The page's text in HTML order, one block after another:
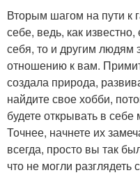
Вторым шагом на пути к
себе, ведь, как
себя, то и другим людям
отношению к вам.
создала природа,
найдите свое хобби,
будете открывать в
Точнее, начнете их
всегда, просто вы так
что не могли разглядеть